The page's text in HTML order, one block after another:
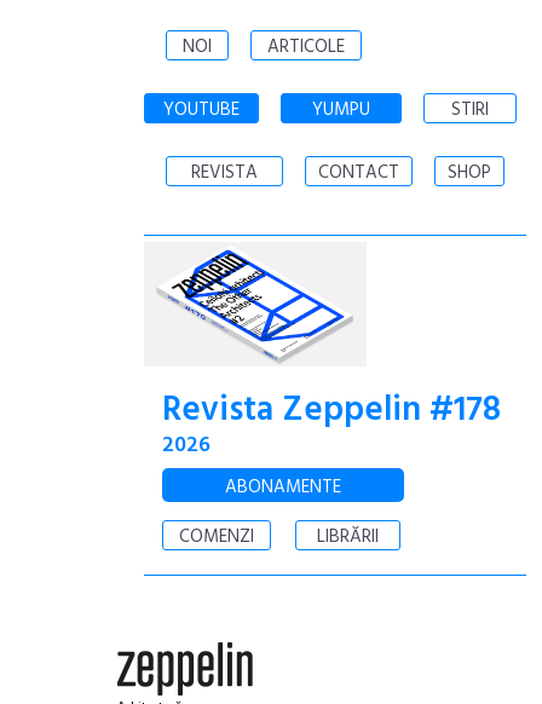
NOI ARTICOLE
YOUTUBE YUMPU STIRI
REVISTA CONTACT SHOP
Revista Zeppelin #178
2026
ABONAMENTE
COMENZI
LIBRĂRII